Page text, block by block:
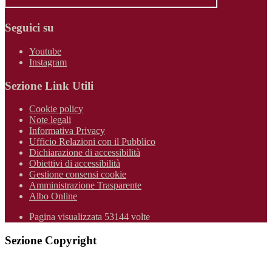
Seguici su
Youtube
Instagram
Sezione Link Utili
Cookie policy
Note legali
Informativa Privacy
Ufficio Relazioni con il Pubblico
Dichiarazione di accessibilità
Obiettivi di accessibilità
Gestione consensi cookie
Amministrazione Trasparente
Albo Online
Pagina visualizzata 53144 volte
Sezione Copyright